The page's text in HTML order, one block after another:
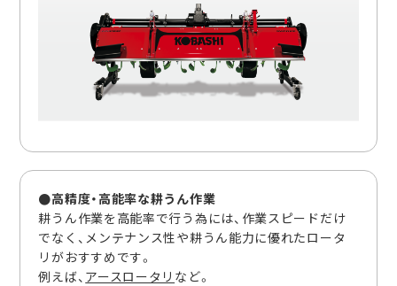
●高精度・高能率な耕うん作業
耕うん作業を高能率で行う為には、作業スピードだけ
でなく、メンテナンス性や耕うん能力に優れたロータ
リがおすすめです。
例えば、 アースロータリ など。